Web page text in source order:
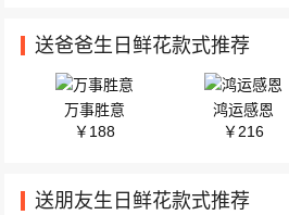
送爸爸生日鲜花款式推荐
万事胜意
￥188
鸿运感恩
￥216
送朋友生日鲜花款式推荐